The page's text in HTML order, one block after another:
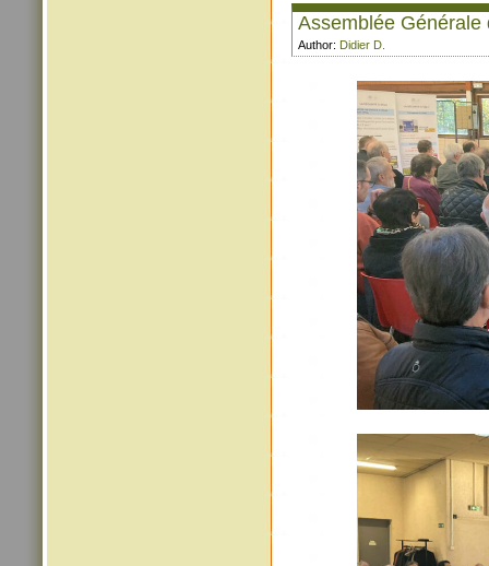
Assemblée Générale
Author: Didier D.